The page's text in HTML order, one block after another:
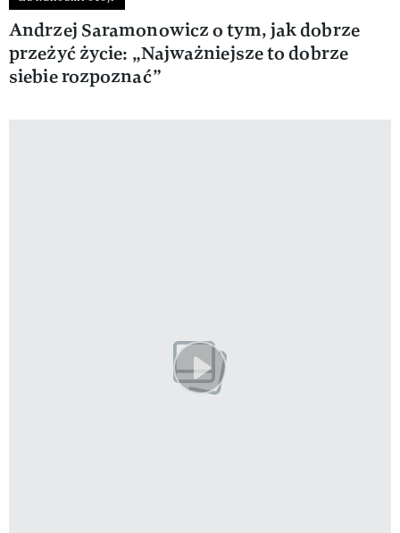
Andrzej Saramonowicz o tym, jak dobrze
przeżyć życie: „Najważniejsze to dobrze
siebie rozpoznać”